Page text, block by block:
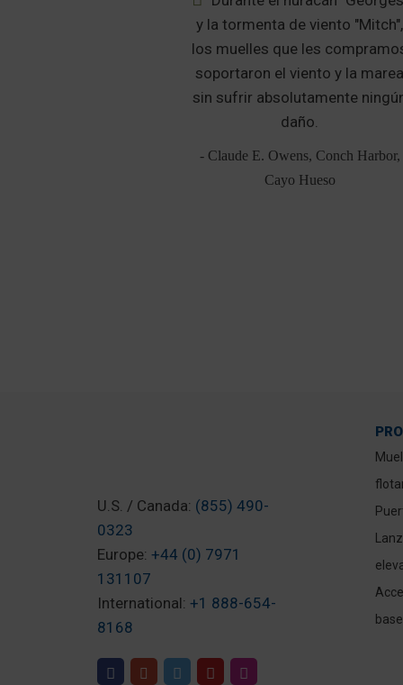
y la tormenta de viento "Mitch",
los muelles que les
soportaron el viento y la
sin sufrir absolutamente
daño.
- Claude E. Owens, Conch Harbor,
Cayo Hueso
U.S. / Canada: (855) 490-
0323
Europe: +44 (0) 7971
131107
International: +1 888-654-
8168